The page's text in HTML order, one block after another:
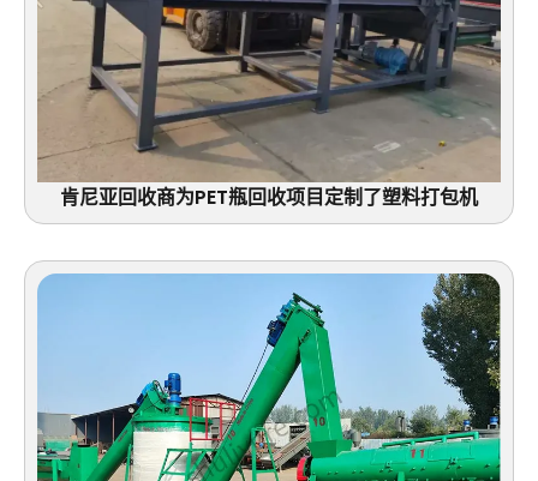
肯尼亚回收商为PET瓶回收项目定制了塑料打包机